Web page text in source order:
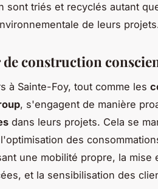
sont triés et recyclés autant
de leurs
construction
à Sainte-Foy, tout comme les
, s'engagent de manière
dans leurs projets. Cela se
des
une mobilité propre, la
et la sensibilisation des